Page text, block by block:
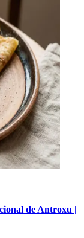
de Antroxu |